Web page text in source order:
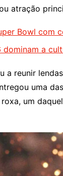
atração
Bowl com
dominam a
a reunir
uma
um